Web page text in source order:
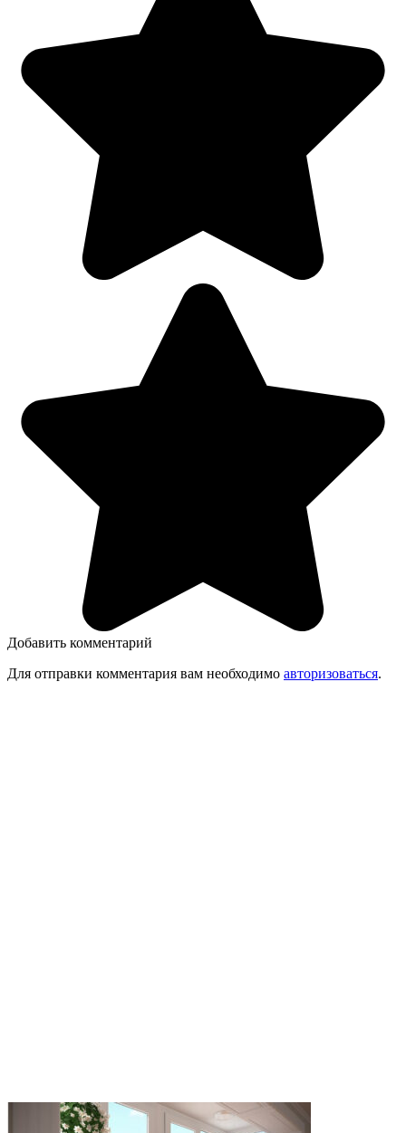
Добавить комментарий
Для отправки комментария вам необходимо авторизоваться.